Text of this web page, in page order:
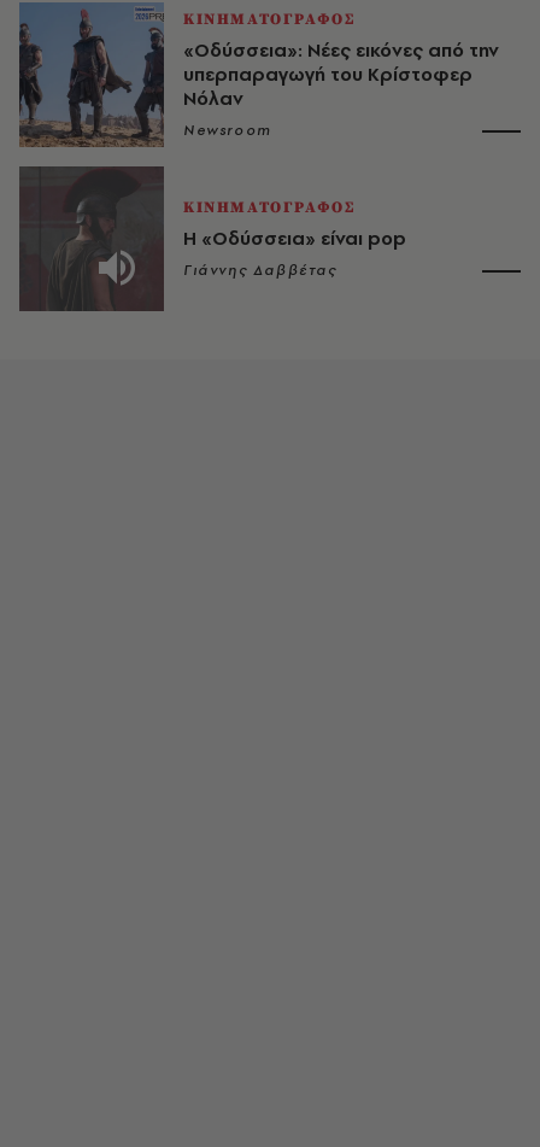
ΚΙΝΗΜΑΤΟΓΡΑΦΟΣ
«Οδύσσεια»: Νέες εικόνες από την
υπερπαραγωγή του Κρίστοφερ
Νόλαν
Newsroom
ΚΙΝΗΜΑΤΟΓΡΑΦΟΣ
Η «Οδύσσεια» είναι pop
Γιάννης Δαββέτας